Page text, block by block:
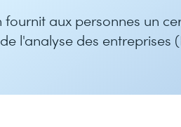
aux personnes un
l'analyse des entreprises